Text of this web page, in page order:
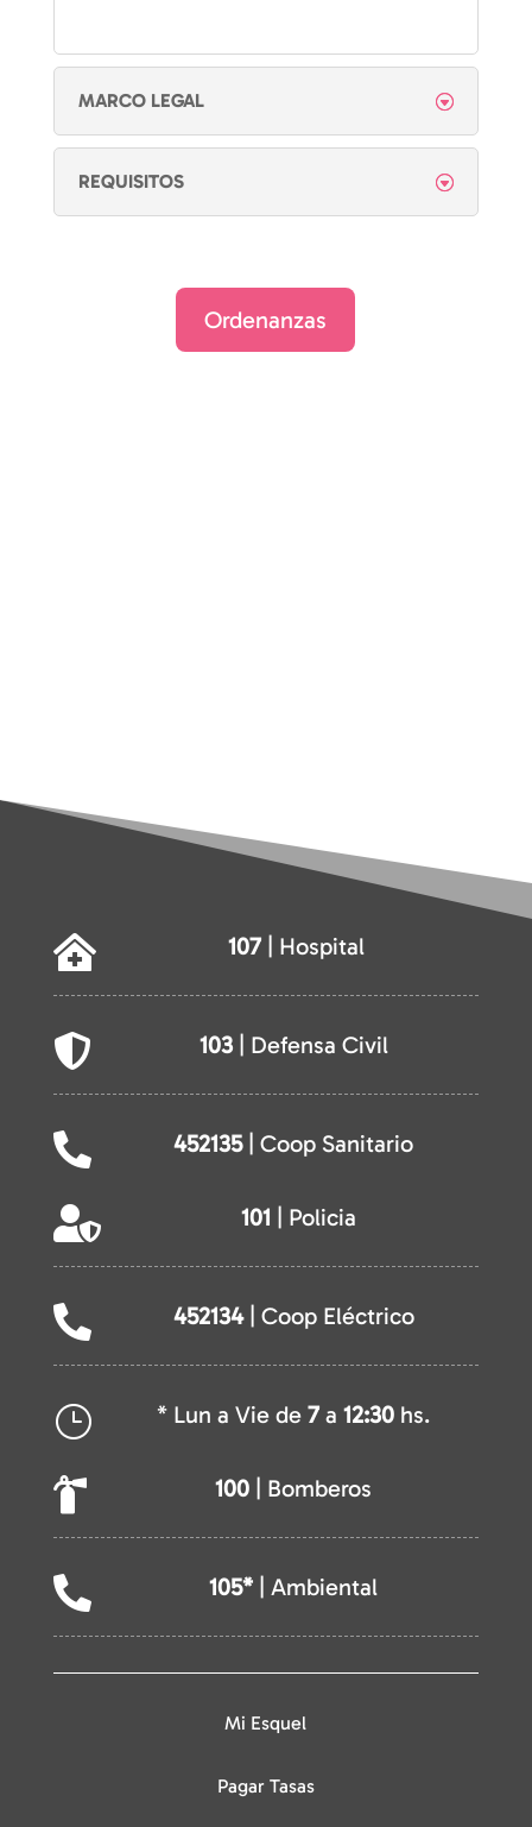
MARCO LEGAL
REQUISITOS
Ordenanzas
 107| Hospital
 103| Defensa Civil
 452135| Coop Sanitario
 101 | Policia
 452134| Coop Eléctrico
} * Lun a Vie de7 a12:30 hs.
 100 | Bomberos
 105* | Ambiental
Mi Esquel
Pagar Tasas